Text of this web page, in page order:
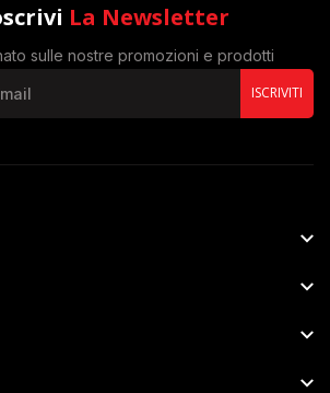
La Newsletter
sulle nostre promozioni e prodotti
ISCRIVITI